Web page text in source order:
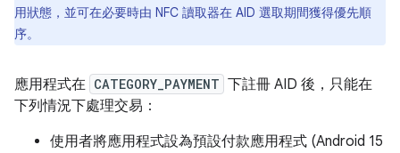
用狀態，並可在必要時由 NFC 讀取器在 AID 選取期間獲得優先順
序。
應用程式在 CATEGORY_PAYMENT 下註冊 AID 後，只能在
下列情況下處理交易：
使用者將應用程式設為預設付款應用程式 (Android 15